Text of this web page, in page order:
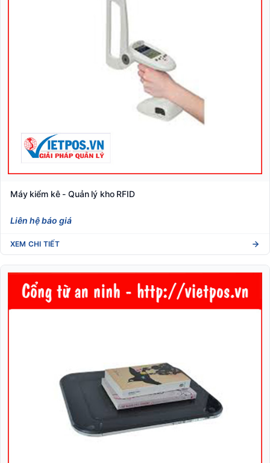
Máy kiểm kê - Quản lý kho RFID
Liên hệ báo giá
XEM CHI TIẾT